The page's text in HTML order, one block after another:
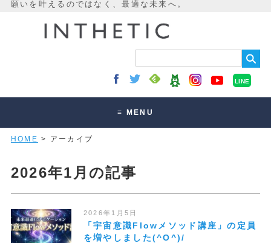
LINE
≡ MENU
講座・セッション
読みもの
オンラインサロン
HOME > アーカイブ
2026年1月の記事
2026年1月5日
「宇宙意識Flowメソッド講座」の定員
を増やしました(^O^)/